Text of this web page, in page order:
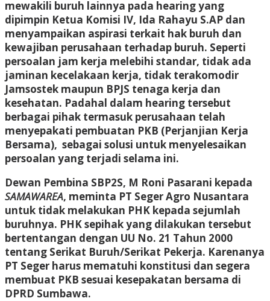
mewakili buruh lainnya pada hearing yang
dipimpin Ketua Komisi IV, Ida Rahayu S.AP dan
menyampaikan aspirasi terkait hak buruh dan
kewajiban perusahaan terhadap buruh. Seperti
persoalan jam kerja melebihi standar, tidak ada
jaminan kecelakaan kerja, tidak terakomodir
Jamsostek maupun BPJS tenaga kerja dan
kesehatan. Padahal dalam hearing tersebut
berbagai pihak termasuk perusahaan telah
menyepakati pembuatan PKB (Perjanjian Kerja
Bersama), sebagai solusi untuk menyelesaikan
persoalan yang terjadi selama ini.
Dewan Pembina SBP2S, M Roni Pasarani kepada
SAMAWAREA, meminta PT Seger Agro Nusantara
untuk tidak melakukan PHK kepada sejumlah
buruhnya. PHK sepihak yang dilakukan tersebut
bertentangan dengan UU No. 21 Tahun 2000
tentang Serikat Buruh/Serikat Pekerja. Karenanya
PT Seger harus mematuhi konstitusi dan segera
membuat PKB sesuai kesepakatan bersama di
DPRD Sumbawa.